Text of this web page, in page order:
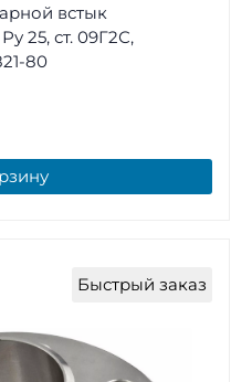
встык
25, ст. 09Г2С,
80
Быстрый заказ